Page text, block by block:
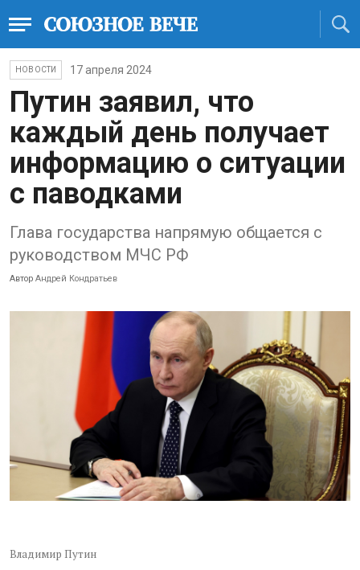
НОВОСТИ 17 апреля 2024
Путин заявил, что
каждый день получает
информацию о ситуации
с паводками
Глава государства напрямую общается с
руководством МЧС РФ
Автор Андрей Кондратьев
Владимир Путин